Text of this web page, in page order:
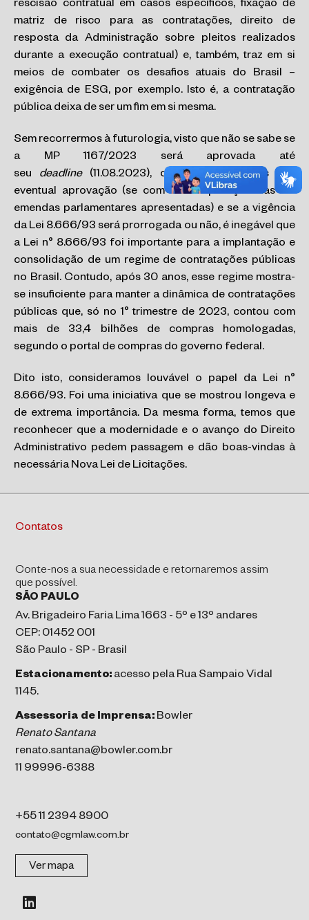
rescisão contratual em casos específicos, fixação de
matriz de risco para as contratações, direito de
resposta da Administração sobre pleitos realizados
durante a execução contratual) e, também, traz em si
meios de combater os desafios atuais do Brasil –
exigência de ESG, por exemplo. Isto é, a contratação
pública deixa de ser um fim em si mesma.
Sem recorrermos à futurologia, visto que não se sabe se
a MP 1167/2023 será aprovada até
seu deadline (11.08.2023), com que mudanças virá
eventual aprovação (se com a incorporação das 30
emendas parlamentares apresentadas) e se a vigência
da Lei 8.666/93 será prorrogada ou não, é inegável que
a Lei n° 8.666/93 foi importante para a implantação e
consolidação de um regime de contratações públicas
no Brasil. Contudo, após 30 anos, esse regime mostra-
se insuficiente para manter a dinâmica de contratações
públicas que, só no 1° trimestre de 2023, contou com
mais de 33,4 bilhões de compras homologadas,
segundo o portal de compras do governo federal.
Dito isto, consideramos louvável o papel da Lei n°
8.666/93. Foi uma iniciativa que se mostrou longeva e
de extrema importância. Da mesma forma, temos que
reconhecer que a modernidade e o avanço do Direito
Administrativo pedem passagem e dão boas-vindas à
necessária Nova Lei de Licitações.
Contatos
Conte-nos a sua necessidade e retornaremos assim
que possível.
SÃO PAULO
Av. Brigadeiro Faria Lima 1663 - 5º e 13º andares
CEP: 01452 001
São Paulo - SP - Brasil
Estacionamento: acesso pela Rua Sampaio Vidal
1145.
Assessoria de Imprensa: Bowler
Renato Santana
renato.santana@bowler.com.br
11 99996-6388
+55 11 2394 8900
contato@cgmlaw.com.br
Ver mapa